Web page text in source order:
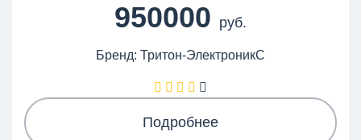
950000 руб.
Бренд: Тритон-ЭлектроникС
Подробнее